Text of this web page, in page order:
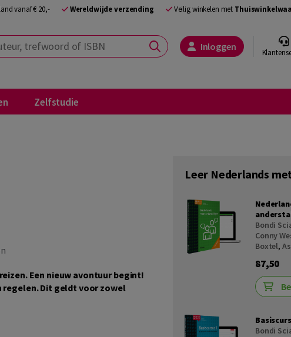
vanaf € 20,- Wereldwijde verzending Veilig winkelen met
trefwoord of ISBN Inloggen
Zelfstudie
Een nieuw avontuur begint!
regelen. Dit geldt voor zowel
Leer Nederlands
Bondi
Conny
Boxtel,
87,50
Bondi